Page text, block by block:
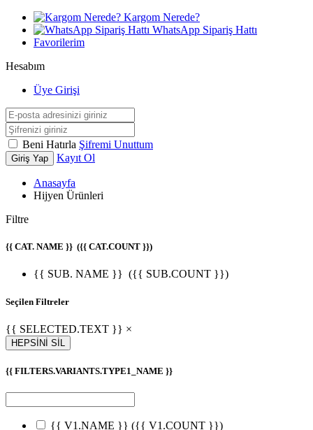
Kargom Nerede?
WhatsApp Sipariş Hattı
Favorilerim
Hesabım
Üye Girişi
Beni Hatırla Şifremi Unuttum
Giriş Yap Kayıt Ol
Anasayfa
Hijyen Ürünleri
Filtre
{{ CAT. NAME }} ({{ CAT.COUNT }})
{{ SUB. NAME }} ({{ SUB.COUNT }})
Seçilen Filtreler
{{ SELECTED.TEXT }} ×
HEPSİNİ SİL
{{ FILTERS.VARIANTS.TYPE1_NAME }}
{{ V1.NAME }} ({{ V1.COUNT }})